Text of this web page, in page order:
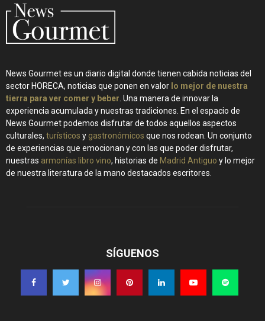
News Gourmet es un diario digital donde tienen cabida noticias del
sector HORECA, noticias que ponen en valor lo mejor de nuestra
tierra para ver comer y beber . Una manera de innovar la
experiencia acumulada y nuestras tradiciones. En el espacio de
News Gourmet podemos disfrutar de todos aquellos aspectos
culturales, turísticos y gastronómicos que nos rodean. Un conjunto
de experiencias que emocionan y con las que poder disfrutar,
nuestras armonías libro vino, historias de Madrid Antiguo y lo mejor
de nuestra literatura de la mano destacados escritores.
SÍGUENOS